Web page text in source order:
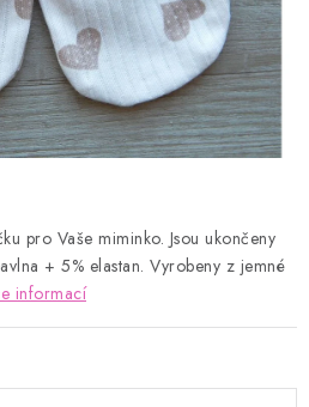
Doprava a platba
vrácení a výměnu
údajů
Blog
pro Vaše miminko. Jsou ukončeny
+ 5% elastan. Vyrobeny z jemné
informací